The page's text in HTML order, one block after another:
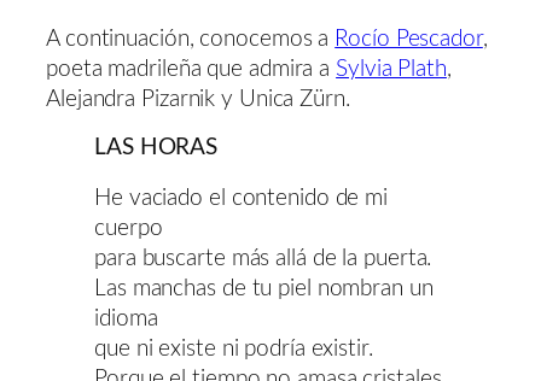
A continuación, conocemos a Rocío Pescador,
poeta madrileña que admira a Sylvia Plath,
Alejandra Pizarnik y Unica Zürn.
LAS HORAS
He vaciado el contenido de mi
cuerpo
para buscarte más allá de la puerta.
Las manchas de tu piel nombran un
idioma
que ni existe ni podría existir.